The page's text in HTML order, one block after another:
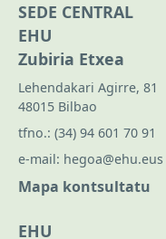
SEDE CENTRAL
EHU
Zubiria Etxea
Lehendakari Agirre, 81
48015 Bilbao
tfno.: (34) 94 601 70 91
e-mail: hegoa@ehu.eus
Mapa kontsultatu
EHU